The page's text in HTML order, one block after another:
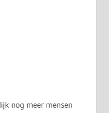
nog meer mensen